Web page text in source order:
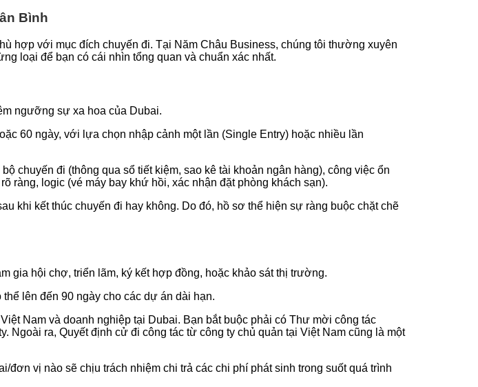
Bình
hợp với mục đích chuyến đi. Tại Năm Châu Business, chúng tôi thường xuyên
loại để bạn có cái nhìn tổng quan và chuẩn xác nhất.
ngưỡng sự xa hoa của Dubai.
60 ngày, với lựa chọn nhập cảnh một lần (Single Entry) hoặc nhiều lần
chuyến đi (thông qua sổ tiết kiệm, sao kê tài khoản ngân hàng), công việc ổn
ràng, logic (vé máy bay khứ hồi, xác nhận đặt phòng khách sạn).
khi kết thúc chuyến đi hay không. Do đó, hồ sơ thể hiện sự ràng buộc chặt chẽ
gia hội chợ, triển lãm, ký kết hợp đồng, hoặc khảo sát thị trường.
lên đến 90 ngày cho các dự án dài hạn.
Nam và doanh nghiệp tại Dubai. Bạn bắt buộc phải có Thư mời công tác
Ngoài ra, Quyết định cử đi công tác từ công ty chủ quản tại Việt Nam cũng là một
vị nào sẽ chịu trách nhiệm chi trả các chi phí phát sinh trong suốt quá trình